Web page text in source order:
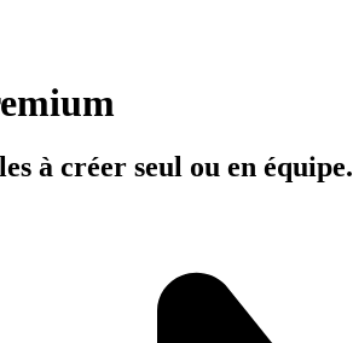
à créer seul ou en équipe.